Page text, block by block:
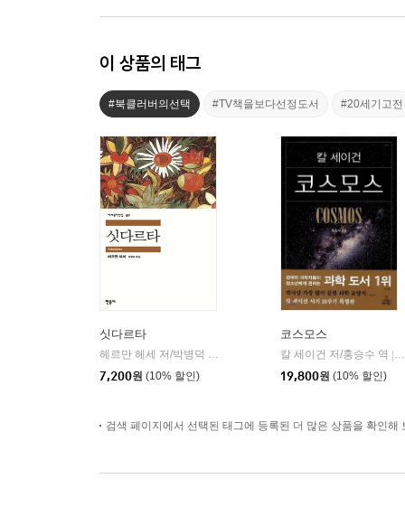
이 상품의 태그
#북클러버의선택 #TV책을보다선정도서 #20세기고전
싯다르타
헤르만 헤세 저/박병덕 역
7,200원 (10% 할인)
코스모스
칼 세이건 저/홍승수 역
19,800원 (10% 할인)
검색 페이지에서 선택된 태그에 등록된 더 많은 상품을 확인해